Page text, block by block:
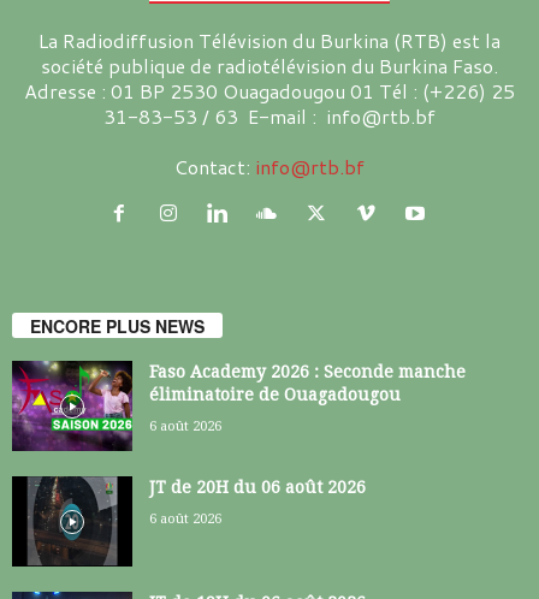
La Radiodiffusion Télévision du Burkina (RTB) est la
société publique de radiotélévision du Burkina Faso.
Adresse : 01 BP 2530 Ouagadougou 01 Tél : (+226) 25
31-83-53 / 63 E-mail : info@rtb.bf
Contact: info@rtb.bf
ENCORE PLUS NEWS
Faso Academy 2026 : Seconde manche
éliminatoire de Ouagadougou
6 août 2026
JT de 20H du 06 août 2026
6 août 2026